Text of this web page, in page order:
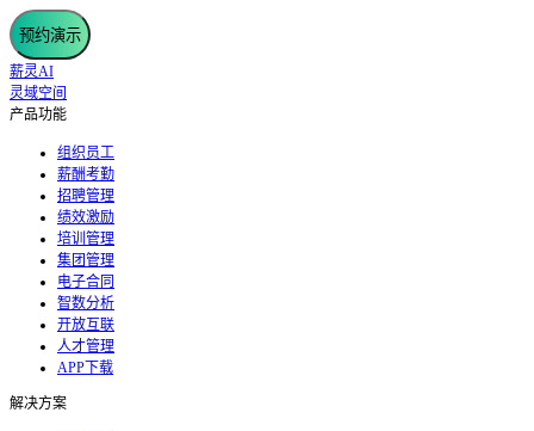
预约演示
薪灵AI
灵域空间
产品功能
组织员工
薪酬考勤
招聘管理
绩效激励
培训管理
集团管理
电子合同
智数分析
开放互联
人才管理
APP下载
解决方案